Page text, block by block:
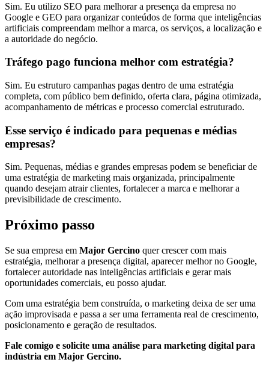
Sim. Eu utilizo SEO para melhorar a presença da empresa no
Google e GEO para organizar conteúdos de forma que inteligências
artificiais compreendam melhor a marca, os serviços, a localização e
a autoridade do negócio.
Tráfego pago funciona melhor com estratégia?
Sim. Eu estruturo campanhas pagas dentro de uma estratégia
completa, com público bem definido, oferta clara, página otimizada,
acompanhamento de métricas e processo comercial estruturado.
Esse serviço é indicado para pequenas e médias
empresas?
Sim. Pequenas, médias e grandes empresas podem se beneficiar de
uma estratégia de marketing mais organizada, principalmente
quando desejam atrair clientes, fortalecer a marca e melhorar a
previsibilidade de crescimento.
Próximo passo
Se sua empresa em Major Gercino quer crescer com mais
estratégia, melhorar a presença digital, aparecer melhor no Google,
fortalecer autoridade nas inteligências artificiais e gerar mais
oportunidades comerciais, eu posso ajudar.
Com uma estratégia bem construída, o marketing deixa de ser uma
ação improvisada e passa a ser uma ferramenta real de crescimento,
posicionamento e geração de resultados.
Fale comigo e solicite uma análise para marketing digital para
indústria em Major Gercino.